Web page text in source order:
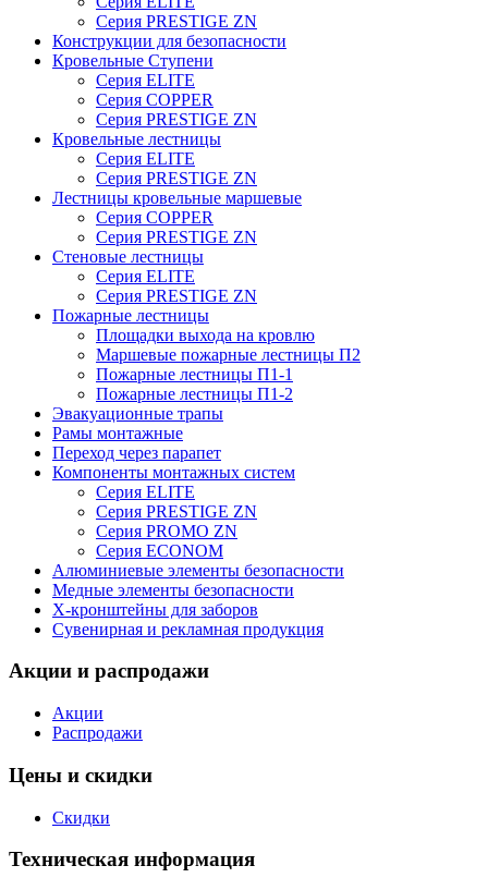
Серия PRESTIGE ZN
Конструкции для безопасности
Кровельные Ступени
Серия ELITE
Серия COPPER
Серия PRESTIGE ZN
Кровельные лестницы
Серия ELITE
Серия PRESTIGE ZN
Лестницы кровельные маршевые
Серия COPPER
Серия PRESTIGE ZN
Стеновые лестницы
Серия ELITE
Серия PRESTIGE ZN
Пожарные лестницы
Площадки выхода на кровлю
Маршевые пожарные лестницы П2
Пожарные лестницы П1-1
Пожарные лестницы П1-2
Эвакуационные трапы
Рамы монтажные
Переход через парапет
Компоненты монтажных систем
Серия ELITE
Серия PRESTIGE ZN
Серия PROMO ZN
Серия ECONOM
Алюминиевые элементы безопасности
Медные элементы безопасности
X-кронштейны для заборов
Сувенирная и рекламная продукция
Акции и распродажи
Акции
Распродажи
Цены и скидки
Скидки
Техническая информация